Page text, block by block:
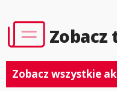
Zobacz
Zobacz wszystkie